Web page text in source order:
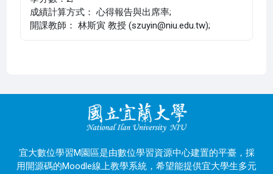
成績計算方式： 心得報告與出席率;
開課教師： 林斯寅 教授 (szuyin@niu.edu.tw);
宜大數位學習M園區是由數位學習資源中心建置的平臺，採
用開源碼的Moodle線上教學系統，希望能提供宜大學生多元